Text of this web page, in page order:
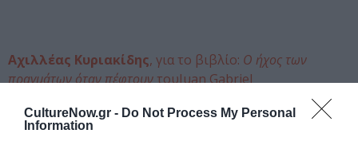
CultureNow.gr - Do Not Process My Personal
Information
Αχιλλέας Κυριακίδης, για το βιβλίο: Ο ήχος των
πραγμάτων όταν πέφτουντουJuan Gabriel
Βασίλης Λαλιώτης